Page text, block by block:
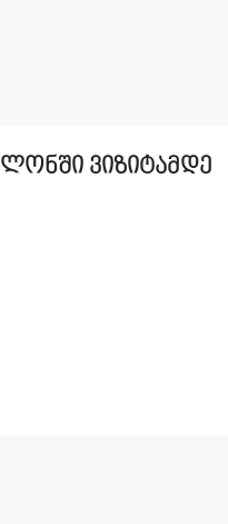
ვიზიტამდე